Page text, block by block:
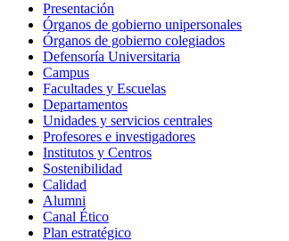
Presentación
Órganos de gobierno unipersonales
Órganos de gobierno colegiados
Defensoría Universitaria
Campus
Facultades y Escuelas
Departamentos
Unidades y servicios centrales
Profesores e investigadores
Institutos y Centros
Sostenibilidad
Calidad
Alumni
Canal Ético
Plan estratégico